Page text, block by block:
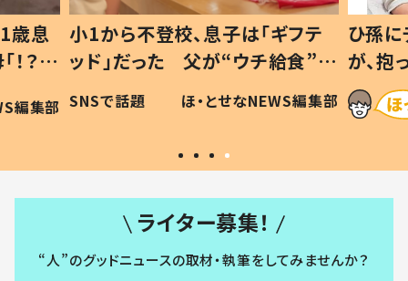
歳息
？」
編集部
小1から不登校、息子は「ギフテ
ッド」だった 父が“ウチ給食”を
作り続ける理由とは #令和の親
#令和の子
SNSで話題 ほ・とせなNEWS編集部
ひ孫
が、
「涙が
い」
ライター募集！
“人”のグッドニュースの取材・執筆をしてみませんか？